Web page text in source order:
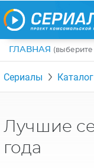
ГЛАВНАЯ (выберите
ПО ЖАНРАМ
КОМЕДИИ
УЖАСЫ
БОЕВИКИ
РЕЦЕНЗИИ
Сериалы Каталог
Лучшие
года